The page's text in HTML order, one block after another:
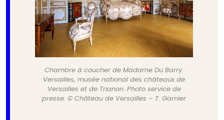
Chambre à coucher de Madame Du Barry.
Versailles, musée national des châteaux de
Versailles et de Trianon. Photo service de
presse. © Château de Versailles – T. Garnier